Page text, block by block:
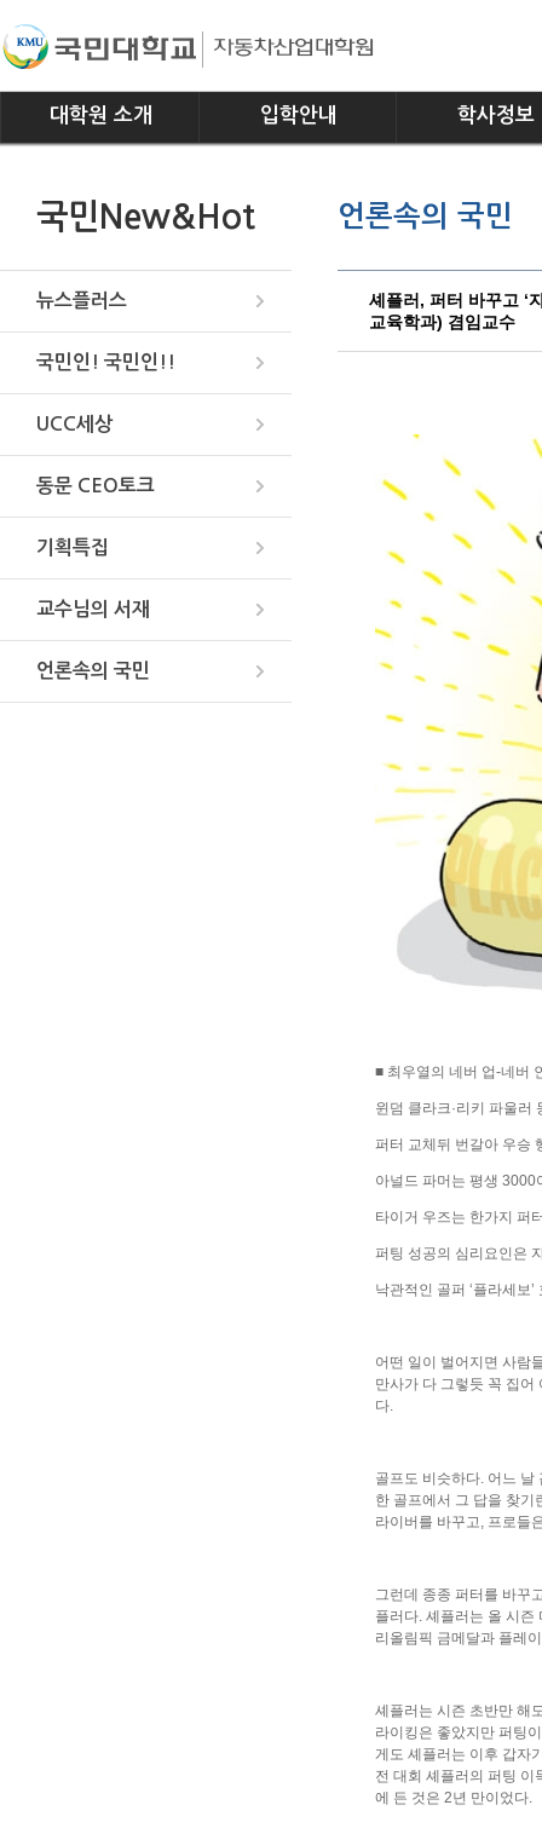
대학원 소개
연혁
입학안내 학사정보
교과과정
국민New&Hot
뉴스플러스
국민인! 국민인!!
UCC세상
동문 CEO토크
기획특집
교수님의 서재
언론속의 국민
언론속의 국민
셰플러, 퍼터 바꾸고 ‘
교육학과) 겸임교수
■ 최우열의 네버 업-네버
윈덤 클라크·리키 파울러
퍼터 교체뒤 번갈아 우승
아널드 파머는 평생 3000
타이거 우즈는 한가지 퍼
퍼팅 성공의 심리요인은
낙관적인 골퍼 ‘플라세보’
어떤 일이 벌어지면 사람
만사가 다 그렇듯 꼭 집
다.
골프도 비슷하다. 어느 날
한 골프에서 그 답을 찾기
라이버를 바꾸고, 프로들
그런데 종종 퍼터를 바꾸
플러다. 셰플러는 올 시
리올림픽 금메달과 플레
셰플러는 시즌 초반만 해
라이킹은 좋았지만 퍼팅
게도 셰플러는 이후 갑자
전 대회 셰플러의 퍼팅
에 든 것은 2년 만이었다.